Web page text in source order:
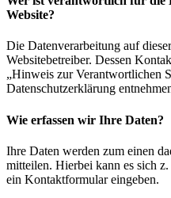
Website?
Die Datenverarbeitung auf
Websitebetreiber. Dessen
„Hinweis zur Verantwortlichen
Datenschutzerklärung
Wie erfassen wir Ihre Daten?
Ihre Daten werden zum einen
mitteilen. Hierbei kann es sich
ein Kontaktformular eingeben.